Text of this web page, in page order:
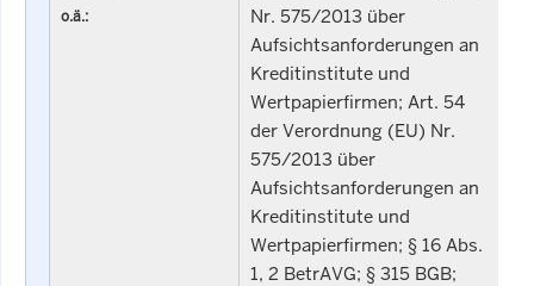
o.ä.:
Nr. 575/2013 über
Aufsichtsanforderungen an
Kreditinstitute und
Wertpapierfirmen; Art. 54
der Verordnung (EU) Nr.
575/2013 über
Aufsichtsanforderungen an
Kreditinstitute und
Wertpapierfirmen; § 16 Abs.
1, 2 BetrAVG; § 315 BGB;